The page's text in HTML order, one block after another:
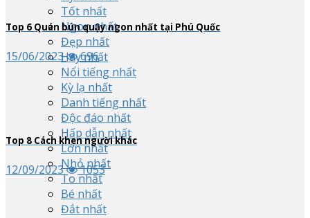
Tốt nhất
Ngon nhất
Đẹp nhất
Hay nhất
Nổi tiếng nhất
Kỳ lạ nhất
Danh tiếng nhất
Độc đáo nhất
Hấp dẫn nhất
Lớn nhất
Nhỏ nhất
To nhất
Bé nhất
Đắt nhất
Top 6 Quán bún quậy ngon nhất tại Phú Quốc
15/06/2023 696
Top 8 Cách khen người khác
12/09/2023 1053